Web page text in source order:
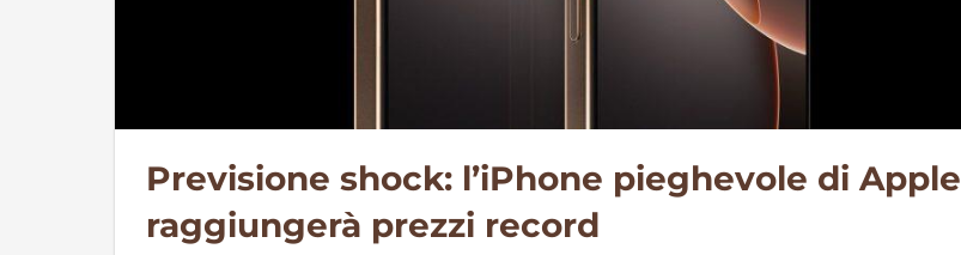
Previsione shock: l’iPhone pieghevole di Apple
raggiungerà prezzi record